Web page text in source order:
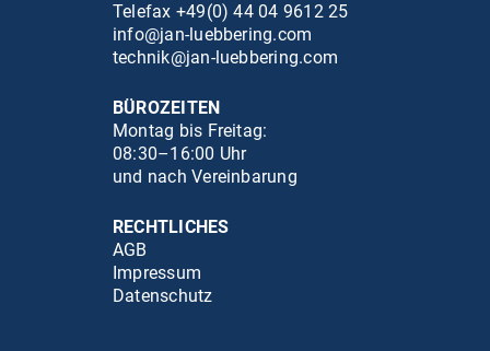
Telefax +49(0) 44 04 9612 25
info@jan-luebbering.com
technik@jan-luebbering.com
BÜROZEITEN
Montag bis Freitag:
08:30–16:00 Uhr
und nach Vereinbarung
RECHTLICHES
AGB
Impressum
Datenschutz